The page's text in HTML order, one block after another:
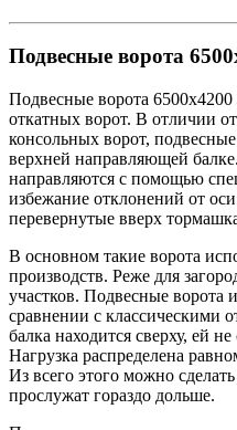
Подвесные ворота
Подвесные ворота
откатных ворот. В отличии
консольных ворот,
верхней направляющей
направляются с помощью
избежание отклонений от
перевернутые вверх
В основном такие ворота
производств. Реже для
участков. Подвесные
сравнении с классическими
балка находится сверху, ей
Нагрузка распределена
Из всего этого можно
прослужат гораздо дольше.